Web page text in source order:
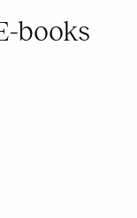
books